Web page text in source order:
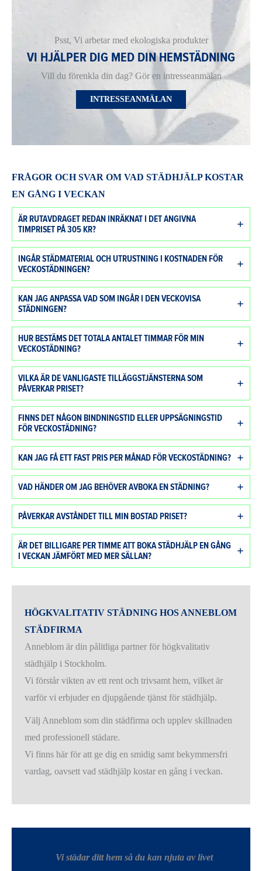
Psst, Vi arbetar med ekologiska produkter
VI HJÄLPER DIG MED DIN HEMSTÄDNING
Vill du förenkla din dag? Gör en intresseanmälan
INTRESSEANMÄLAN
FRÅGOR OCH SVAR OM VAD STÄDHJÄLP KOSTAR
EN GÅNG I VECKAN
ÄR RUTAVDRAGET REDAN INRÄKNAT I DET ANGIVNA
TIMPRISET PÅ 305 KR?
INGÅR STÄDMATERIAL OCH UTRUSTNING I KOSTNADEN FÖR
VECKOSTÄDNINGEN?
KAN JAG ANPASSA VAD SOM INGÅR I DEN VECKOVISA
STÄDNINGEN?
HUR BESTÄMS DET TOTALA ANTALET TIMMAR FÖR MIN
VECKOSTÄDNING?
VILKA ÄR DE VANLIGASTE TILLÄGGSTJÄNSTERNA SOM
PÅVERKAR PRISET?
FINNS DET NÅGON BINDNINGSTID ELLER UPPSÄGNINGSTID
FÖR VECKOSTÄDNING?
KAN JAG FÅ ETT FAST PRIS PER MÅNAD FÖR VECKOSTÄDNING?
VAD HÄNDER OM JAG BEHÖVER AVBOKA EN STÄDNING?
PÅVERKAR AVSTÅNDET TILL MIN BOSTAD PRISET?
ÄR DET BILLIGARE PER TIMME ATT BOKA STÄDHJÄLP EN GÅNG
I VECKAN JÄMFÖRT MED MER SÄLLAN?
HÖGKVALITATIV STÄDNING HOS ANNEBLOM
STÄDFIRMA
Anneblom är din pålitliga partner för högkvalitativ
städhjälp i Stockholm.
Vi förstår vikten av ett rent och trivsamt hem, vilket är
varför vi erbjuder en djupgående tjänst för städhjälp.
Välj Anneblom som din städfirma och upplev skillnaden
med professionell städare.
Vi finns här för att ge dig en smidig samt bekymmersfri
vardag, oavsett vad städhjälp kostar en gång i veckan.
Vi städar ditt hem så du kan njuta av livet